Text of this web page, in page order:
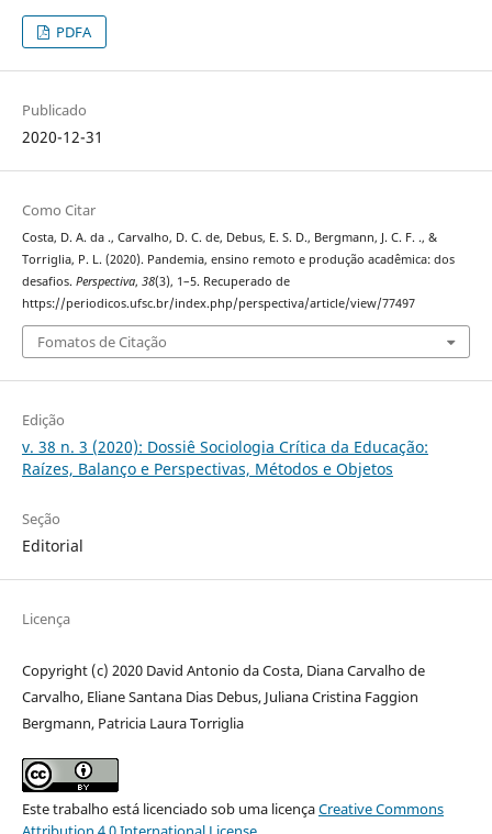
PDFA
Publicado
2020-12-31
Como Citar
Costa, D. A. da ., Carvalho, D. C. de, Debus, E. S. D., Bergmann, J. C. F. ., &
Torriglia, P. L. (2020). Pandemia, ensino remoto e produção acadêmica: dos
desafios. Perspectiva, 38(3), 1–5. Recuperado de
https://periodicos.ufsc.br/index.php/perspectiva/article/view/77497
Fomatos de Citação
Edição
v. 38 n. 3 (2020): Dossiê Sociologia Crítica da Educação:
Raízes, Balanço e Perspectivas, Métodos e Objetos
Seção
Editorial
Licença
Copyright (c) 2020 David Antonio da Costa, Diana Carvalho de
Carvalho, Eliane Santana Dias Debus, Juliana Cristina Faggion
Bergmann, Patricia Laura Torriglia
Este trabalho está licenciado sob uma licençaCreative Commons